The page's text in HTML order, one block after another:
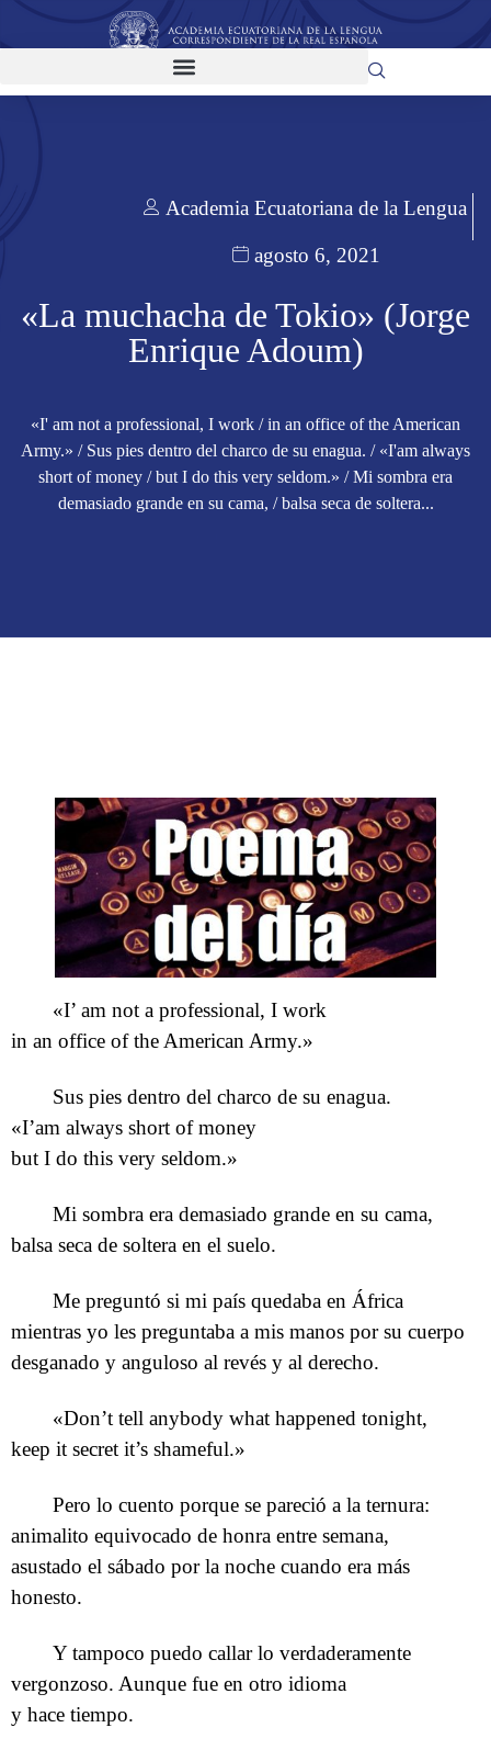
Academia Ecuatoriana de la Lengua
agosto 6, 2021
«La muchacha de Tokio» (Jorge
Enrique Adoum)
«I' am not a professional, I work / in an office of the American
Army.» / Sus pies dentro del charco de su enagua. / «I'am always
short of money / but I do this very seldom.» / Mi sombra era
demasiado grande en su cama, / balsa seca de soltera...
«I’ am not a professional, I work
in an office of the American Army.»
Sus pies dentro del charco de su enagua.
«I’am always short of money
but I do this very seldom.»
Mi sombra era demasiado grande en su cama,
balsa seca de soltera en el suelo.
Me preguntó si mi país quedaba en África
mientras yo les preguntaba a mis manos por su cuerpo
desganado y anguloso al revés y al derecho.
«Don’t tell anybody what happened tonight,
keep it secret it’s shameful.»
Pero lo cuento porque se pareció a la ternura:
animalito equivocado de honra entre semana,
asustado el sábado por la noche cuando era más
honesto.
Y tampoco puedo callar lo verdaderamente
vergonzoso. Aunque fue en otro idioma
y hace tiempo.